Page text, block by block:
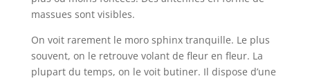
massues sont visibles.
On voit rarement le moro sphinx tranquille. Le plus
souvent, on le retrouve volant de fleur en fleur. La
plupart du temps, on le voit butiner. Il dispose d’une